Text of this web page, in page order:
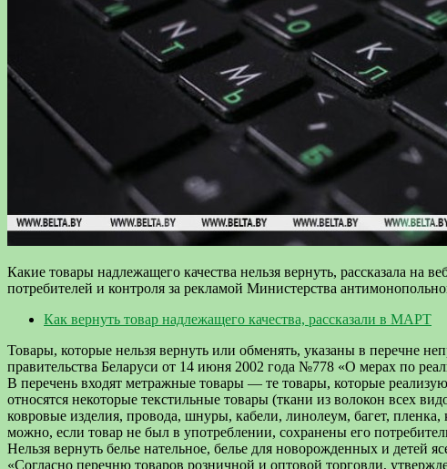
Какие товары надлежащего качества нельзя вернуть, рассказала на
потребителей и контроля за рекламой Министерства
Как вернуть товар надлежащего качества, рассказали в МАРТ
Товары, которые нельзя вернуть или обменять, указаны в перечне
правительства Беларуси от 14 июня 2002 года №778 «О мерах по
В перечень входят метражные товары — те товары, которые
относятся некоторые текстильные товары (ткани из волокон всех
ковровые изделия, провода, шнуры, кабели, линолеум, багет,
можно, если товар не был в употреблении, сохранены его
Нельзя вернуть белье нательное, белье для новорожденных и детей
«Согласно перечню товаров розничной и оптовой торговли,